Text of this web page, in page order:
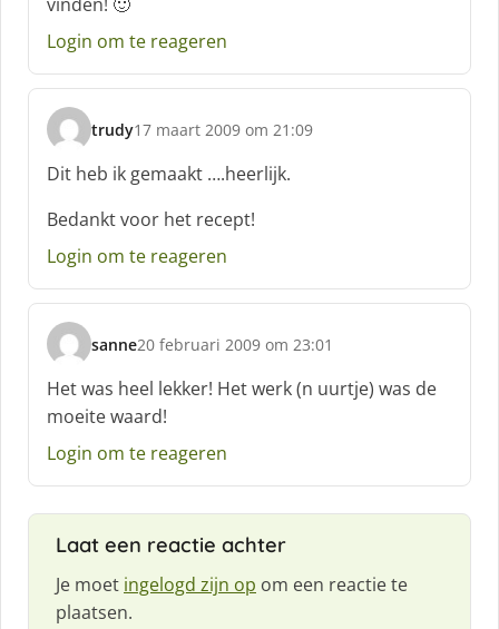
r
e
f
Login om te reageren
trudy
s
c
h
r
e
:
17 maart 2009 om 21:09
Dit heb ik gemaakt ….heerlijk.
Bedankt voor het recept!
Login om te reageren
sanne
s
c
h
r
e
:
20 februari 2009 om 23:01
Het was heel lekker! Het werk (n uurtje) was de
moeite waard!
Login om te reageren
Laat een reactie achter
Je moet ingelogd zijn op om een reactie te
plaatsen.